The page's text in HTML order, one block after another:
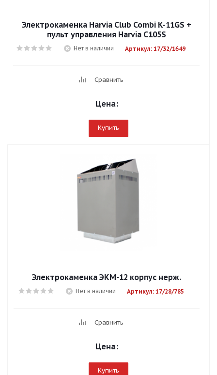
Электрокаменка Harvia Club Combi K-11GS +
пульт управления Harvia C105S
Нет в наличии Артикул: 17/32/1649
Сравнить
Цена:
Купить
Электрокаменка ЭКМ-12 корпус нерж.
Нет в наличии Артикул: 17/28/785
Сравнить
Цена:
Купить